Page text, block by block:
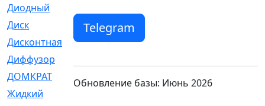
Диодный
Диск
[418]
Дисконтная
[1]
Диффузор
ДОМКРАТ
Жидкий
Telegram
Обновление базы: Июнь 2026